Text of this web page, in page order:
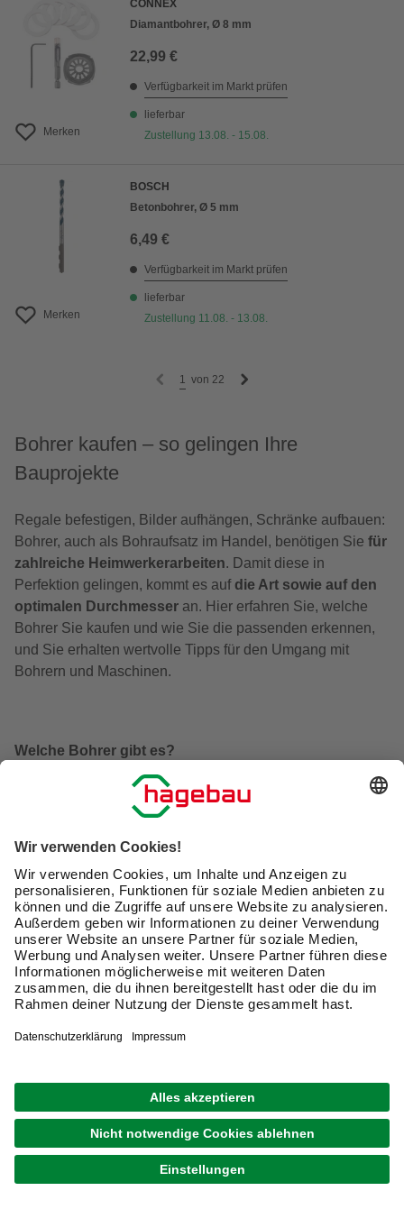
Merken
CONNEX
Diamantbohrer, Ø 8 mm
22,99 €
Verfügbarkeit im Markt prüfen
lieferbar
Zustellung 13.08. - 15.08.
Merken
BOSCH
Betonbohrer, Ø 5 mm
6,49 €
Verfügbarkeit im Markt prüfen
lieferbar
Zustellung 11.08. - 13.08.
1 von 22
Bohrer kaufen – so gelingen Ihre
Bauprojekte
Regale befestigen, Bilder aufhängen, Schränke aufbauen:
Bohrer, auch als Bohraufsatz im Handel, benötigen Sie für
zahlreiche Heimwerkerarbeiten. Damit diese in
Perfektion gelingen, kommt es auf die Art sowie auf den
optimalen Durchmesser an. Hier erfahren Sie, welche
Bohrer Sie kaufen und wie Sie die passenden erkennen,
und Sie erhalten wertvolle Tipps für den Umgang mit
Bohrern und Maschinen.
Welche Bohrer gibt es?
Die Bohrmaschine kommt für zahlreiche
Handwerksarbeiten zum Einsatz. Mit ihr fertigen Sie
sind häufig auch Metallbohrer gefragt, etwa um zwei Teile
miteinander zu verbinden.Bei Fliesen sind besondere
Vorsicht und spezielle Aufsätze angezeigt , damit sie
nicht bersten.
Für die verschiedenen Untergründe optimal daran
Metallbohrer
Holzbohrer
Stein- und Betonbohrer